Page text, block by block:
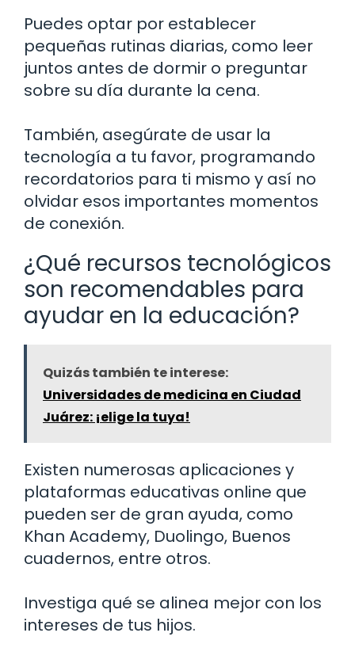
Puedes optar por establecer
pequeñas rutinas diarias, como leer
juntos antes de dormir o preguntar
sobre su día durante la cena.
También, asegúrate de usar la
tecnología a tu favor, programando
recordatorios para ti mismo y así no
olvidar esos importantes momentos
de conexión.
¿Qué recursos tecnológicos
son recomendables para
ayudar en la educación?
Quizás también te interese:
Universidades de medicina en Ciudad
Juárez: ¡elige la tuya!
Existen numerosas aplicaciones y
plataformas educativas online que
pueden ser de gran ayuda, como
Khan Academy, Duolingo, Buenos
cuadernos, entre otros.
Investiga qué se alinea mejor con los
intereses de tus hijos.